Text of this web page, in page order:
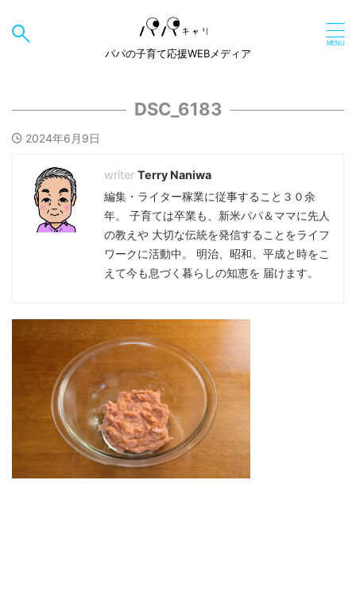
パパの子育て応援WEBメディア
DSC_6183
2024年6月9日
Terry Naniwa
編集・ライター稼業に従事すること３０余
年。 子育ては卒業も、新米パパ＆ママに先人
の教えや 大切な伝統を発信することをライフ
ワークに活動中。 明治、昭和、平成と時をこ
えて今も息づく暮らしの知恵を 届けます。